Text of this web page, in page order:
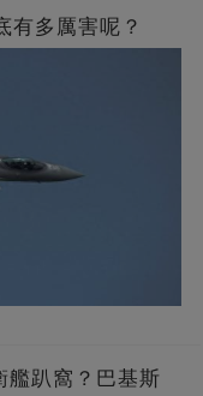
有多厲害呢？
艦趴窩？巴基斯